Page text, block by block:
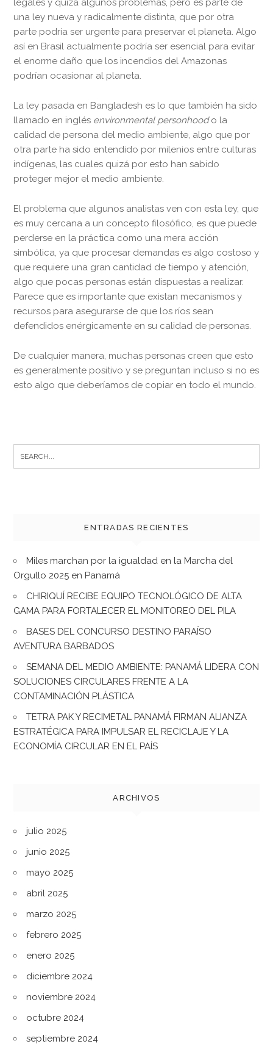
legales y quizá algunos problemas, pero es parte de
una ley nueva y radicalmente distinta, que por otra
parte podría ser urgente para preservar el planeta. Algo
así en Brasil actualmente podría ser esencial para evitar
el enorme daño que los incendios del Amazonas
podrían ocasionar al planeta.
La ley pasada en Bangladesh es lo que también ha sido
llamado en inglés environmental personhoodo la
calidad de persona del medio ambiente, algo que por
otra parte ha sido entendido por milenios entre culturas
indígenas, las cuales quizá por esto han sabido
proteger mejor el medio ambiente.
El problema que algunos analistas ven con esta ley, que
es muy cercana a un concepto filosófico, es que puede
perderse en la práctica como una mera acción
simbólica, ya que procesar demandas es algo costoso y
que requiere una gran cantidad de tiempo y atención,
algo que pocas personas están dispuestas a realizar.
Parece que es importante que existan mecanismos y
recursos para asegurarse de que los ríos sean
defendidos enérgicamente en su calidad de personas.
De cualquier manera, muchas personas creen que esto
es generalmente positivo y se preguntan incluso si no es
esto algo que deberíamos de copiar en todo el mundo.
for:
ENTRADAS RECIENTES
Miles marchan por la igualdad en la Marcha del
Orgullo 2025 en Panamá
CHIRIQUÍ RECIBE EQUIPO TECNOLÓGICO DE ALTA
GAMA PARA FORTALECER EL MONITOREO DEL PILA
BASES DEL CONCURSO DESTINO PARAÍSO
AVENTURA BARBADOS
SEMANA DEL MEDIO AMBIENTE: PANAMÁ LIDERA CON
SOLUCIONES CIRCULARES FRENTE A LA
CONTAMINACIÓN PLÁSTICA
TETRA PAK Y RECIMETAL PANAMÁ FIRMAN ALIANZA
ESTRATÉGICA PARA IMPULSAR EL RECICLAJE Y LA
ECONOMÍA CIRCULAR EN EL PAÍS
ARCHIVOS
julio 2025
junio 2025
mayo 2025
abril 2025
marzo 2025
febrero 2025
enero 2025
diciembre 2024
noviembre 2024
octubre 2024
septiembre 2024